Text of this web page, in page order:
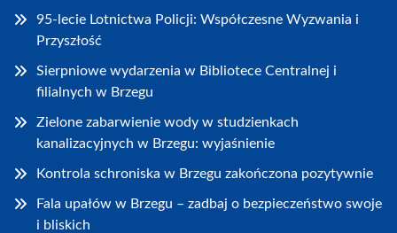
95-lecie Lotnictwa Policji: Współczesne Wyzwania i
Przyszłość
Sierpniowe wydarzenia w Bibliotece Centralnej i
filialnych w Brzegu
Zielone zabarwienie wody w studzienkach
kanalizacyjnych w Brzegu: wyjaśnienie
Kontrola schroniska w Brzegu zakończona pozytywnie
Fala upałów w Brzegu – zadbaj o bezpieczeństwo swoje
i bliskich